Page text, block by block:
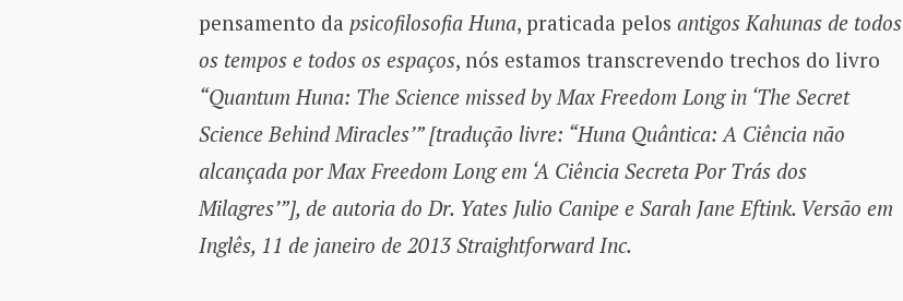
pensamento da psicofilosofia Huna, praticada pelos antigos Kahunas de todos
os tempos e todos os espaços, nós estamos transcrevendo trechos do livro
“Quantum Huna: The Science missed by Max Freedom Long in ‘The Secret
Science Behind Miracles’” [tradução livre: “Huna Quântica: A Ciência não
alcançada por Max Freedom Long em ‘A Ciência Secreta Por Trás dos
Milagres’”], de autoria do Dr. Yates Julio Canipe e Sarah Jane Eftink. Versão em
Inglês, 11 de janeiro de 2013 Straightforward Inc.